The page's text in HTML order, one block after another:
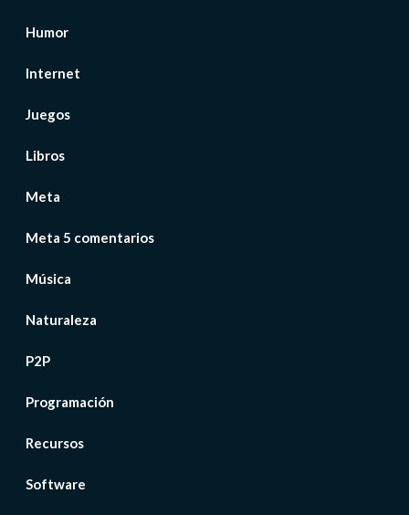
Humor
Internet
Juegos
Libros
Meta
Meta 5 comentarios
Música
Naturaleza
P2P
Programación
Recursos
Software